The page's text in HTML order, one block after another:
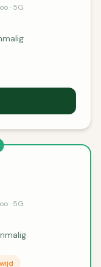
· 5G
· 5G